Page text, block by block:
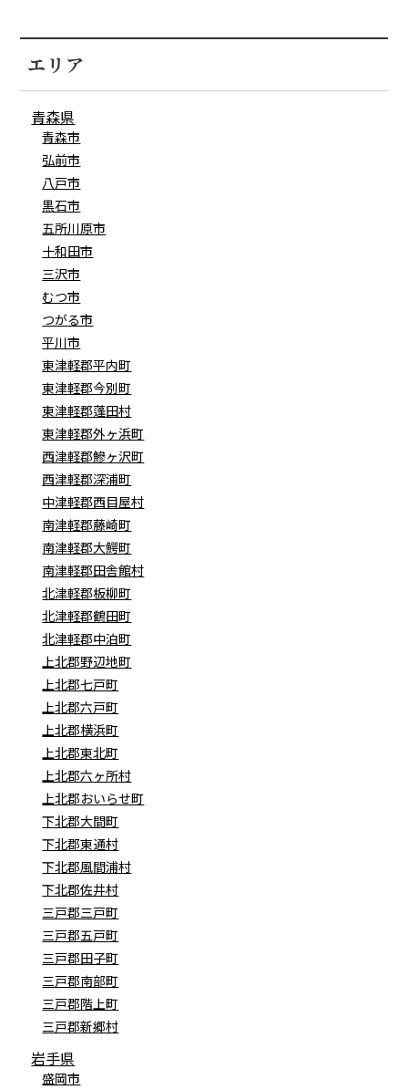
エリア
青森県
青森市
弘前市
八戸市
黒石市
五所川原市
十和田市
三沢市
むつ市
つがる市
平川市
東津軽郡平内町
東津軽郡今別町
東津軽郡蓬田村
東津軽郡外ヶ浜町
西津軽郡鰺ヶ沢町
西津軽郡深浦町
中津軽郡西目屋村
南津軽郡藤崎町
南津軽郡大鰐町
南津軽郡田舎館村
北津軽郡板柳町
北津軽郡鶴田町
北津軽郡中泊町
上北郡野辺地町
上北郡七戸町
上北郡六戸町
上北郡横浜町
上北郡東北町
上北郡六ヶ所村
上北郡おいらせ町
下北郡大間町
下北郡東通村
下北郡風間浦村
下北郡佐井村
三戸郡三戸町
三戸郡五戸町
三戸郡田子町
三戸郡南部町
三戸郡階上町
三戸郡新郷村
岩手県
盛岡市